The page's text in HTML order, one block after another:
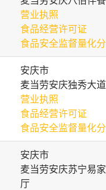
营业执照
食品经营许可证
食品安全监督量化
安庆市
麦当劳安庆独秀大
营业执照
食品经营许可证
食品安全监督量化
安庆市
麦当劳安庆苏宁易
厅